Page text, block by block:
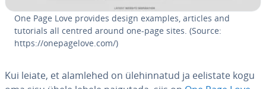
One Page Love provides design examples, articles and
tutorials all centred around one-page sites. (Source:
https://one­pa­ge­love.com/)
Kui leiate, et alamlehed on üle­hin­na­tud ja eelistate kogu